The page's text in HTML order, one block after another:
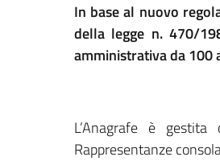
In base al nuovo
della legge n. 470/
amministrativa da 100
L’Anagrafe è
Rappresentanze